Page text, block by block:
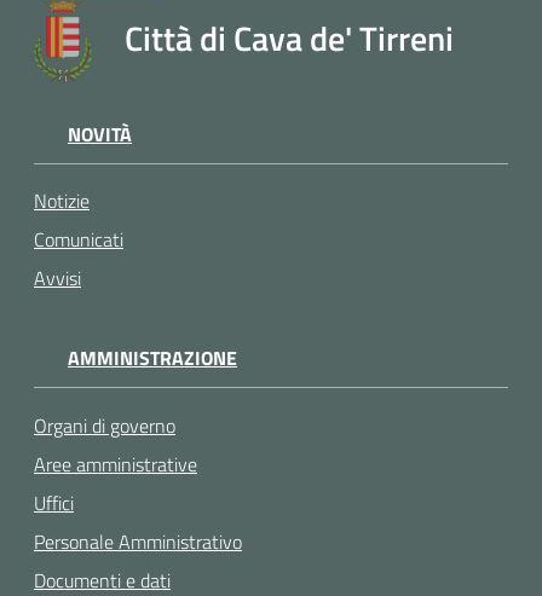
Città di Cava de' Tirreni
NOVITÀ
Notizie
Comunicati
Avvisi
AMMINISTRAZIONE
Organi di governo
Aree amministrative
Uffici
Personale Amministrativo
Documenti e dati